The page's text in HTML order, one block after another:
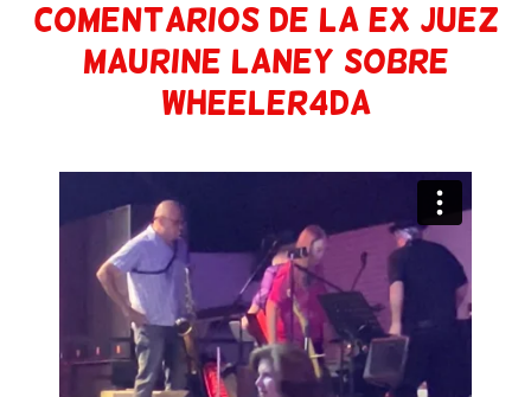
Comentarios de la ex juez
Maurine Laney sobre
Wheeler4DA